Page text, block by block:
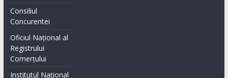
Consiliul
Concurentei
Oficiul Național al
Registrului
Comerțului
Institutul Naţional